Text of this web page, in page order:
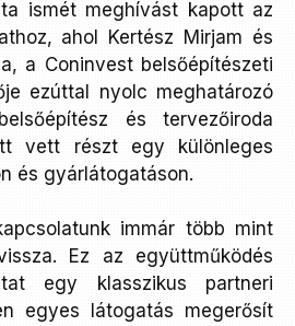
ismét meghívást kapott az
ahol Kertész Mirjam és
a Coninvest belsőépítészeti
ezúttal nyolc meghatározó
és tervezőiroda
vett részt egy különleges
és gyárlátogatáson.
immár több mint
Ez az együttműködés
egy klasszikus partneri
egyes látogatás megerősít